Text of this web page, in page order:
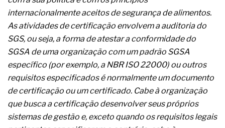
A prevenção clínica da coceira no ânus
Os sintomas clínicos do teratoma de ovário
O tratamento médico da síndrome da fadiga
crônica
As causas médicas da queda dos cabelos ou
calvície
Quando a gestão é o obstáculo para o resultado
positivo
Os procedimentos para a inspeção em estruturas
hidráulicas de concreto de obras
O movimento regular reduz em 19% o risco de
morte precoce e melhora o metabolismo
internacionalmente aceitos de segurança de alimentos.
As atividades de certificação envolvem a auditoria do
SGS, ou seja, a forma de atestar a conformidade do
SGSA de uma organização com um padrão SGSA
específico (por exemplo, a NBR ISO 22000) ou outros
requisitos especificados é normalmente um documento
de certificação ou um certificado. Cabe à organização
que busca a certificação desenvolver seus próprios
sistemas de gestão e, exceto quando os requisitos legais